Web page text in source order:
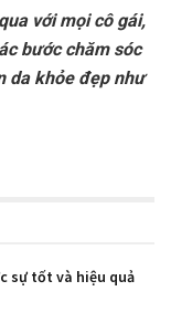
với mọi cô gái,
bước chăm sóc
da khỏe đẹp như
sự tốt và hiệu quả